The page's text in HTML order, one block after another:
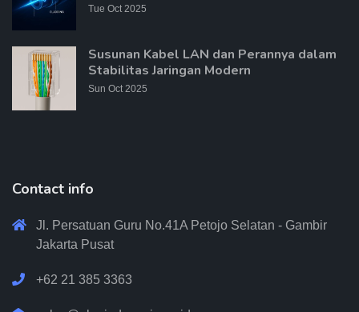
Tue Oct 2025
Susunan Kabel LAN dan Perannya dalam
Stabilitas Jaringan Modern
Sun Oct 2025
Contact info
Jl. Persatuan Guru No.41A Petojo Selatan - Gambir
Jakarta Pusat
+62 21 385 3363